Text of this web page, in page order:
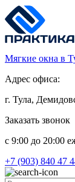
Мягкие окна в
Адрес офиса:
г. Тула,
Заказать звонок
c 9:00 до 20:00
+7 (903) 840 47